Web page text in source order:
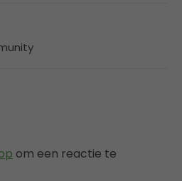
om een reactie te